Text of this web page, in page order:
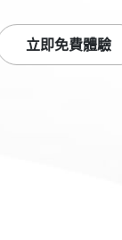
立即免費體驗